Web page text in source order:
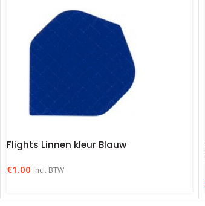
Flights Linnen kleur Blauw
€1.00 Incl. BTW